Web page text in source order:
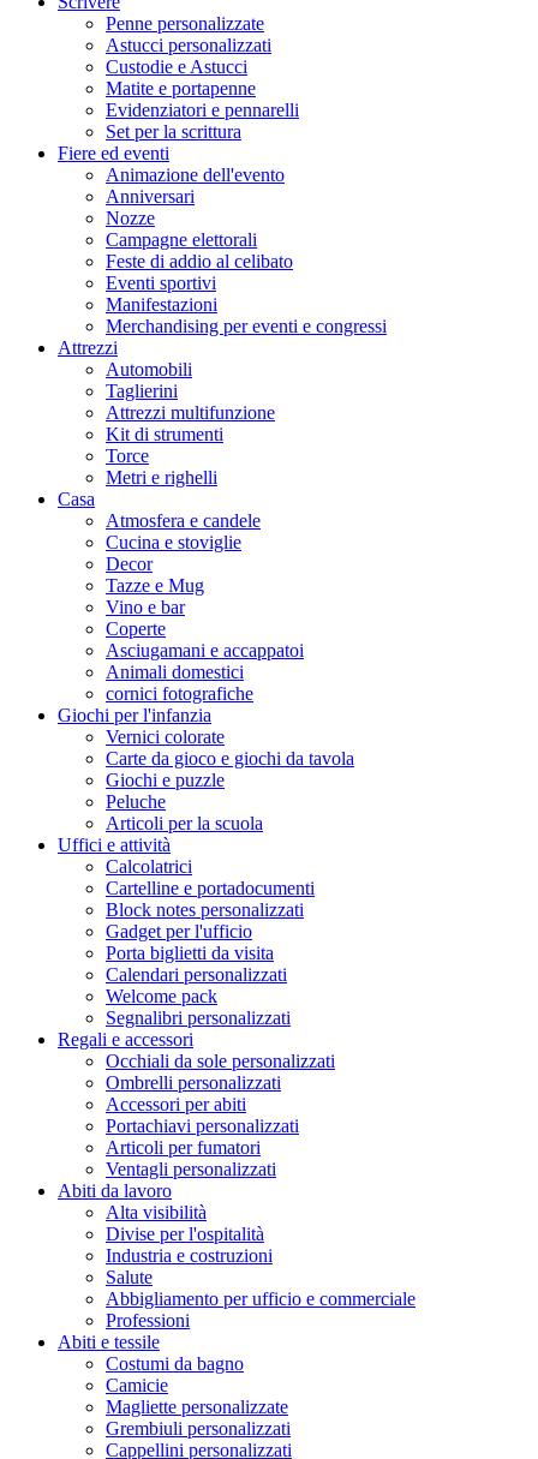
Penne personalizzate
Astucci personalizzati
Custodie e Astucci
Matite e portapenne
Evidenziatori e pennarelli
Set per la scrittura
Fiere ed eventi
Animazione dell'evento
Anniversari
Nozze
Campagne elettorali
Feste di addio al celibato
Eventi sportivi
Manifestazioni
Merchandising per eventi e congressi
Attrezzi
Automobili
Taglierini
Attrezzi multifunzione
Kit di strumenti
Torce
Metri e righelli
Casa
Atmosfera e candele
Cucina e stoviglie
Decor
Tazze e Mug
Vino e bar
Coperte
Asciugamani e accappatoi
Animali domestici
cornici fotografiche
Giochi per l'infanzia
Vernici colorate
Carte da gioco e giochi da tavola
Giochi e puzzle
Peluche
Articoli per la scuola
Uffici e attività
Calcolatrici
Cartelline e portadocumenti
Block notes personalizzati
Gadget per l'ufficio
Porta biglietti da visita
Calendari personalizzati
Welcome pack
Segnalibri personalizzati
Regali e accessori
Occhiali da sole personalizzati
Ombrelli personalizzati
Accessori per abiti
Portachiavi personalizzati
Articoli per fumatori
Ventagli personalizzati
Abiti da lavoro
Alta visibilità
Divise per l'ospitalità
Industria e costruzioni
Salute
Abbigliamento per ufficio e commerciale
Professioni
Abiti e tessile
Costumi da bagno
Camicie
Magliette personalizzate
Grembiuli personalizzati
Cappellini personalizzati